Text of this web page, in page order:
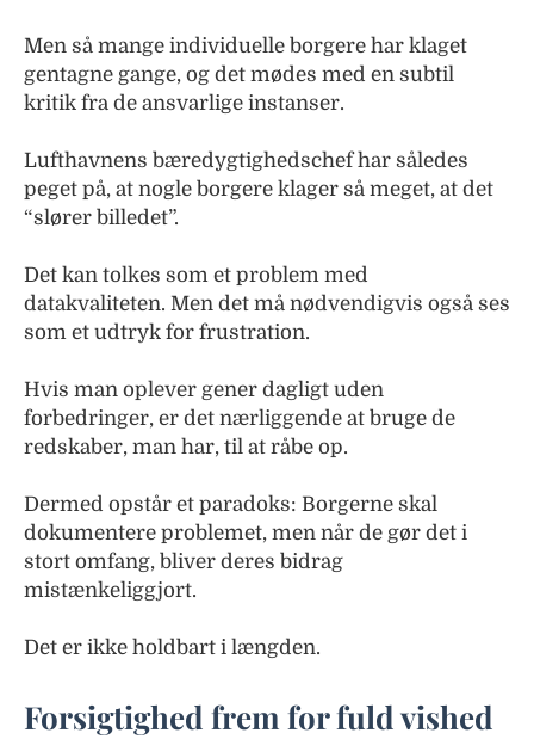
Men så mange individuelle borgere har klaget
gentagne gange, og det mødes med en subtil
kritik fra de ansvarlige instanser.
Lufthavnens bæredygtighedschef har således
peget på, at nogle borgere klager så meget, at det
“slører billedet”.
Det kan tolkes som et problem med
datakvaliteten. Men det må nødvendigvis også ses
som et udtryk for frustration.
Hvis man oplever gener dagligt uden
forbedringer, er det nærliggende at bruge de
redskaber, man har, til at råbe op.
Dermed opstår et paradoks: Borgerne skal
dokumentere problemet, men når de gør det i
stort omfang, bliver deres bidrag
mistænkeliggjort.
Det er ikke holdbart i længden.
Forsigtighed frem for fuld vished